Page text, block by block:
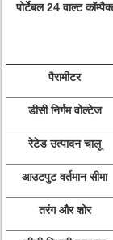
पोर्टेबल 24 वाल्ट
पैरामीटर
डीसी निर्गम वोल्टेज
रेटेड उत्पादन चालू
आउटपुट वर्तमान सीमा
तरंग और शोर